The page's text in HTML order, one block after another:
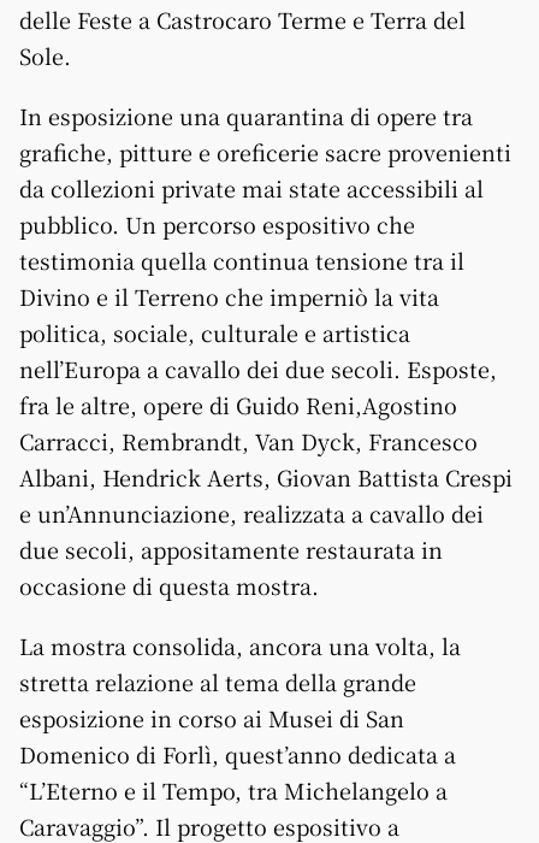
delle Feste a Castrocaro Terme e Terra del
Sole.
In esposizione una quarantina di opere tra
grafiche, pitture e oreficerie sacre provenienti
da collezioni private mai state accessibili al
pubblico. Un percorso espositivo che
testimonia quella continua tensione tra il
Divino e il Terreno che imperniò la vita
politica, sociale, culturale e artistica
nell’Europa a cavallo dei due secoli. Esposte,
fra le altre, opere di Guido Reni,Agostino
Carracci, Rembrandt, Van Dyck, Francesco
Albani, Hendrick Aerts, Giovan Battista Crespi
e un’Annunciazione, realizzata a cavallo dei
due secoli, appositamente restaurata in
occasione di questa mostra.
La mostra consolida, ancora una volta, la
stretta relazione al tema della grande
esposizione in corso ai Musei di San
Domenico di Forlì, quest’anno dedicata a
“L’Eterno e il Tempo, tra Michelangelo a
Caravaggio”. Il progetto espositivo a